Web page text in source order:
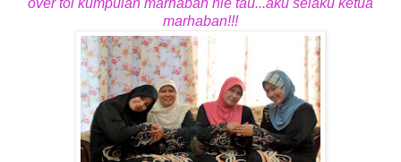
over toi kumpulan marhaban nie tau...aku selaku ketua
marhaban!!!